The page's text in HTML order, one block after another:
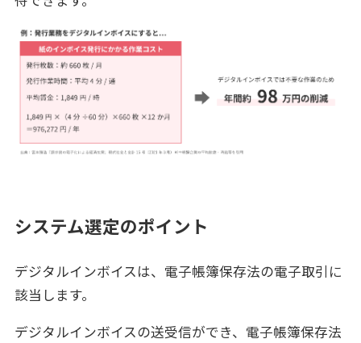
システム選定のポイント
デジタルインボイスは、電子帳簿保存法の電子取引に
該当します。
デジタルインボイスの送受信ができ、電子帳簿保存法